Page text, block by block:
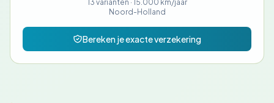
13 varianten · 15.000 km/jaar
Noord-Holland
Bereken je exacte verzekering